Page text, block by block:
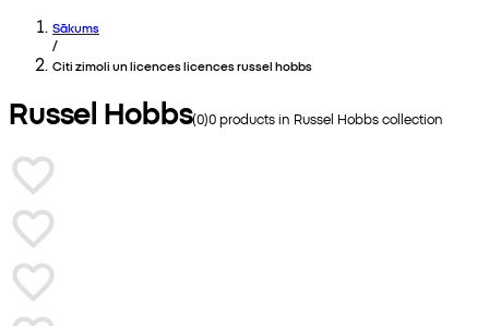
Sākums
/
Citi zimoli un licences licences russel hobbs
Russel Hobbs(0)0products in Russel Hobbscollection